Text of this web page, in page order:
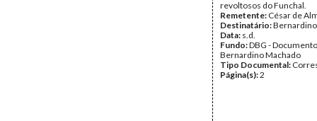
revoltosos do Funchal.
Remetente: César de
Destinatário:
Data: s.d.
Fundo:DBG -
Bernardino Machado
Tipo Documental:
Página(s):2